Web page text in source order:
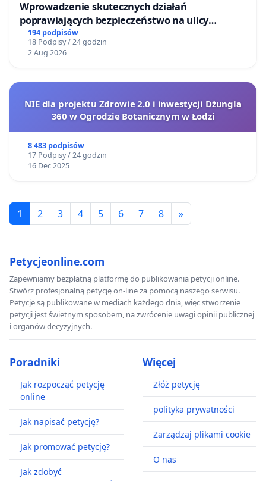
Wprowadzenie skutecznych działań
poprawiających bezpieczeństwo na ulicy
Żeromskiego w Otwocku
194 podpisów
18 Podpisy / 24 godzin
2 Aug 2026
NIE dla projektu Zdrowie 2.0 i inwestycji Dżungla
360 w Ogrodzie Botanicznym w Łodzi
8 483 podpisów
17 Podpisy / 24 godzin
16 Dec 2025
1 2 3 4 5 6 7 8 »
Petycjeonline.com
Zapewniamy bezpłatną platformę do publikowania petycji online.
Stwórz profesjonalną petycję on-line za pomocą naszego serwisu.
Petycje są publikowane w mediach każdego dnia, więc stworzenie
petycji jest świetnym sposobem, na zwrócenie uwagi opinii publicznej
i organów decyzyjnych.
Poradniki
Jak rozpocząć petycję
online
Jak napisać petycję?
Jak promować petycję?
Jak zdobyć
Więcej
Złóż petycję
polityka prywatności
Zarządzaj plikami cookie
O nas